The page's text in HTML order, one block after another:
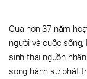
Qua hơn 37 năm
người và cuộc
sinh thái nguồn
song hành sự phát